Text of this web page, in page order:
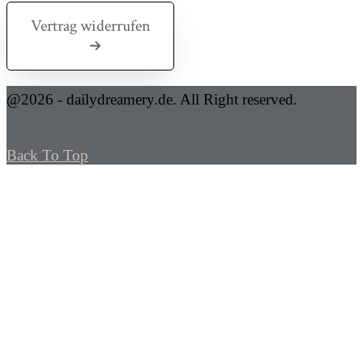
Vertrag widerrufen
@2026 - dailydreamery.de. All Right reserved.
Back To Top